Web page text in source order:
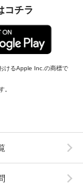
コチラ
けるApple Inc.の商標で
。